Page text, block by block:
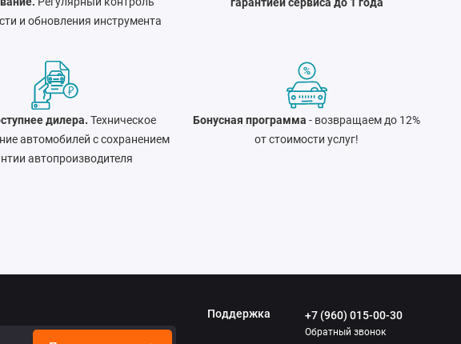
и обновления инструмента
дилера. Техническое
автомобилей с сохранением
автопроизводителя
Бонусная программа - возвращаем до 12%
от стоимости услуг!
Поддержка +7 (960) 015-00-30
Обратный звонок